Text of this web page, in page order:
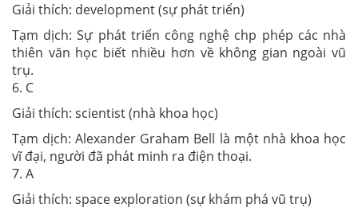
Giải thích: development (sự phát triển)
Tạm dịch: Sự phát triển công nghệ chp phép các nhà
thiên văn học biết nhiều hơn về không gian ngoài vũ
trụ.
6. C
Giải thích: scientist (nhà khoa học)
Tạm dịch: Alexander Graham Bell là một nhà khoa học
vĩ đại, người đã phát minh ra điện thoại.
7. A
Giải thích: space exploration (sự khám phá vũ trụ)